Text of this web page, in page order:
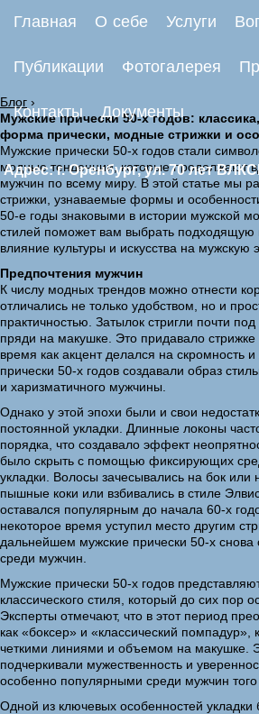
Главная О себе Услуги
Публикации Фотогалерея
Контакты Документы
Адрес: г. Оренбург, ул. 70 лет
Блог ›
Мужские прически 50-х годов:
форма прически, модные стрижки и
Мужские прически 50-х годов стали
модные тенденции, которые продолжают
мужчин по всему миру. В этой статье мы
стрижки, узнаваемые формы и
50-е годы знаковыми в истории мужской
стилей поможет вам выбрать подходящую
влияние культуры и искусства на мужскую
Предпочтения мужчин
К числу модных трендов можно отнести
отличались не только удобством, но и
практичностью. Затылок стригли почти
пряди на макушке. Это придавало
время как акцент делался на скромность
прически 50-х годов создавали образ
и харизматичного мужчины.
Однако у этой эпохи были и свои
постоянной укладки. Длинные локоны
порядка, что создавало эффект
было скрыть с помощью фиксирующих
укладки. Волосы зачесывались на бок
пышные коки или взбивались в стиле
оставался популярным до начала 60-х
некоторое время уступил место другим
дальнейшем мужские прически 50-х снова
среди мужчин.
Мужские прически 50-х годов
классического стиля, который до сих пор
Эксперты отмечают, что в этот период
как «боксер» и «классический помпадур»,
четкими линиями и объемом на макушке.
подчеркивали мужественность и
особенно популярными среди мужчин того
Одной из ключевых особенностей укладки